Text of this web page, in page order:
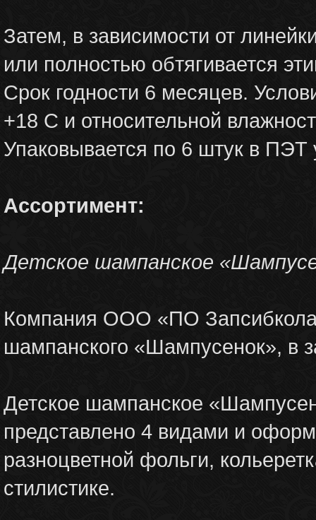
Затем, в зависимости от
или полностью обтягивается
Срок годности 6 месяцев.
+18 С и относительной
Упаковывается по 6 штук в ПЭТ
Ассортимент:
Детское шампанское
Компания ООО «ПО
шампанского «Шампусенок», в
Детское шампанское
представлено 4 видами и
разноцветной фольги,
стилистике.